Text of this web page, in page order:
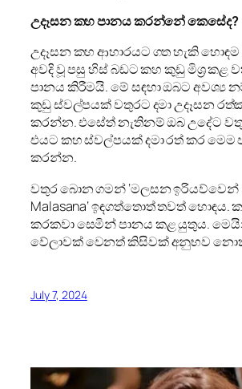
උදෑසන කහ පානය කරන්නේ කෙසේද?
උදෑසන කහ ආහාරයට ගත හැකි
අවදි වූ පසු හිස් බඩට කහ කුඩු මිශ්‍ර කළ
පානය කිරීමයි. මේ සඳහා ඔබට අවශ්‍ය
කුඩු ස්වල්පයක් වතුරට දමා උදෑසන
කරන්න. එසේත් නැතිනම් ඔබ උදේට
එයට කහ ස්වල්පයක් දමා රත් කර මෙම
කරන්න.
වතුර බොන ගමන් ‘මලසන ඉරියව්වෙන්
Malasana‘ ඉඳගත්තොත් තවත් හොඳය.
කරකවා සෙමින් පානය කළ යුතුය.
වේලාවක් වෙනත් කිසිවක් අනුභව
July 7, 2024